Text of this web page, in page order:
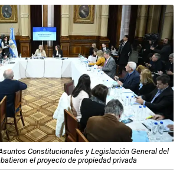
Constitucionales y Legislación General del
el proyecto de propiedad privada